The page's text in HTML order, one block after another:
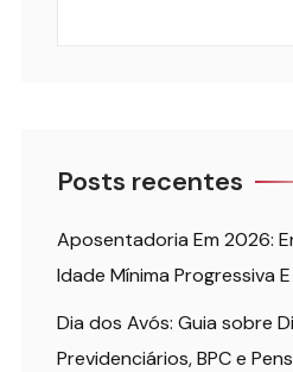
Posts recentes
Aposentadoria Em 2026:
Idade Mínima Progressiva
Dia dos Avós: Guia sobre
Previdenciários, BPC e